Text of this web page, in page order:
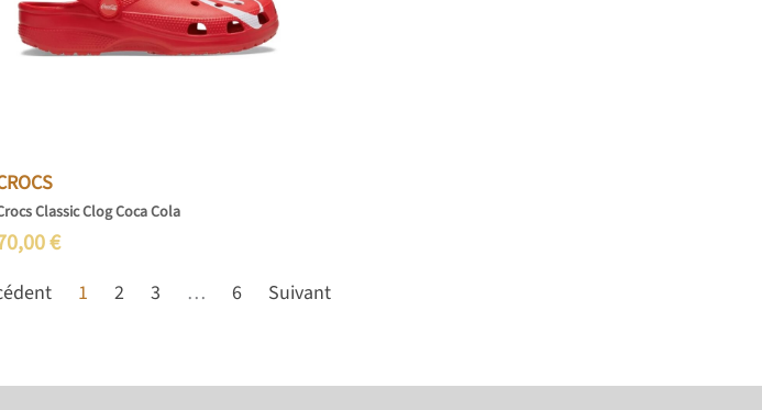
Classic Clog Coca Cola
€
1 2 3 … 6 Suivant